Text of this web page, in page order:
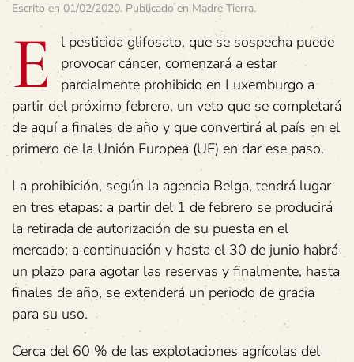
Escrito en 01/02/2020. Publicado en Madre Tierra.
E
l pesticida glifosato, que se sospecha puede
provocar cáncer, comenzará a estar
parcialmente prohibido en Luxemburgo a
partir del próximo febrero, un veto que se completará
de aquí a finales de año y que convertirá al país en el
primero de la Unión Europea (UE) en dar ese paso.
La prohibición, según la agencia Belga, tendrá lugar
en tres etapas: a partir del 1 de febrero se producirá
la retirada de autorización de su puesta en el
mercado; a continuación y hasta el 30 de junio habrá
un plazo para agotar las reservas y finalmente, hasta
finales de año, se extenderá un periodo de gracia
para su uso.
Cerca del 60 % de las explotaciones agrícolas del